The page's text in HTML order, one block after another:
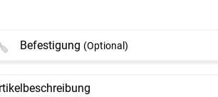
Befestigung (Optional)
Lysel - Klemmträger #1W